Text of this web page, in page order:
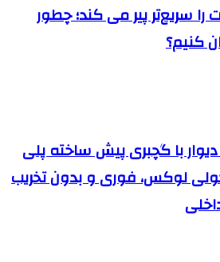
سریع‌تر پیر می کند؛ چطور
کنیم؟
با گچبری پیش ساخته پلی
لوکس، فوری و بدون تخریب